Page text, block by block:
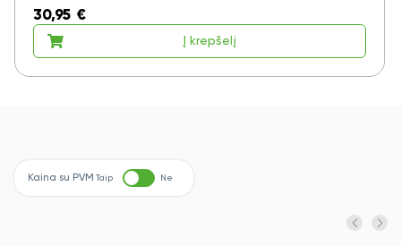
30,95 €
Į krepšelį
Kaina su PVM Taip Ne